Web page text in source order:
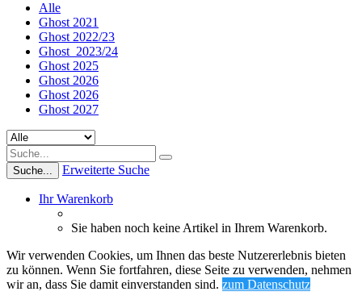
Alle
Ghost 2021
Ghost 2022/23
Ghost_2023/24
Ghost 2025
Ghost 2026
Ghost 2026
Ghost 2027
Suche... Erweiterte Suche
Ihr Warenkorb
Sie haben noch keine Artikel in Ihrem Warenkorb.
Wir verwenden Cookies, um Ihnen das beste Nutzererlebnis bieten
zu können. Wenn Sie fortfahren, diese Seite zu verwenden, nehmen
wir an, dass Sie damit einverstanden sind. zum Datenschutz